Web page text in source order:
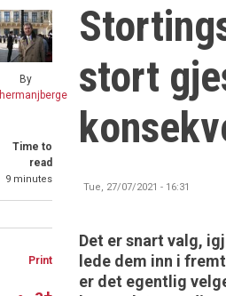
By
hermanjberge
Time to
read
9 minutes
Share
on
Facebook
Share
on
Twitter
Share
through
email
Print
stort
Tue, 27/07/2021 - 16:31
Det er snart valg,
lede dem inn i
er det egentlig